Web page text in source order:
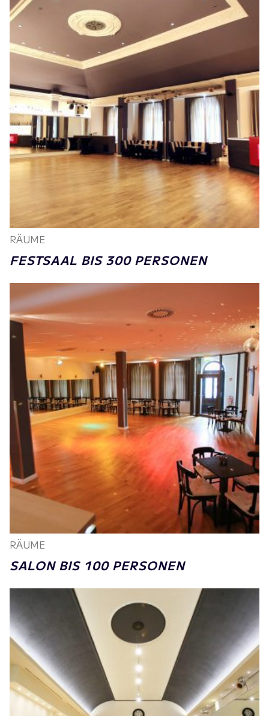
RÄUME
FESTSAAL BIS 300 PERSONEN
RÄUME
SALON BIS 100 PERSONEN